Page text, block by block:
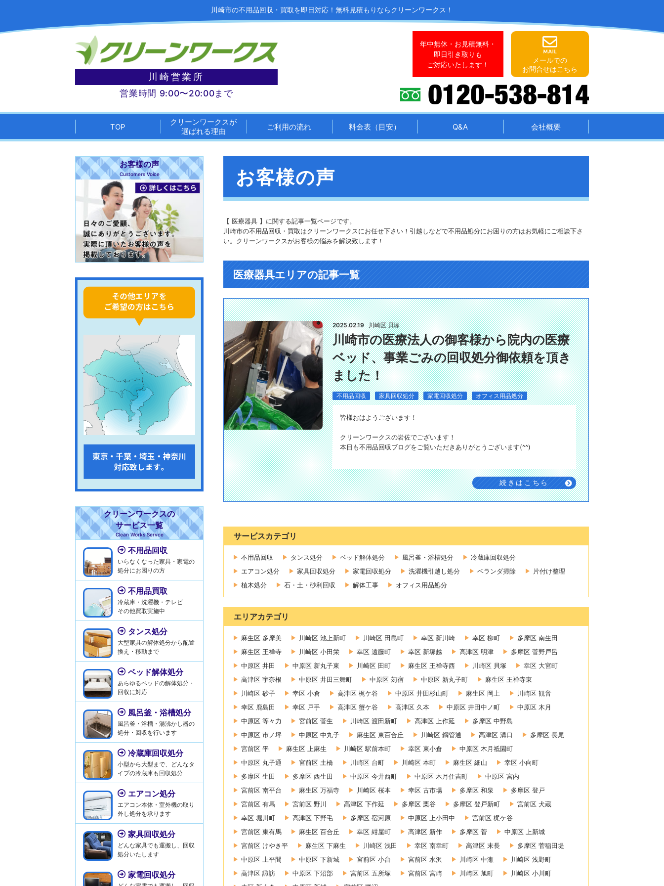
川崎市の不用品回収・買取を即日対応！ 無料見積もりならクリーンワークス！
川崎営業所
営業時間 9:00〜20:00まで
年中無休・お見積無料・
即日引き取りも
ご対応いたします！
メールでの
お問合せはこちら
TOP
クリーンワークスが
選ばれる理由
ご利用の流れ 料金表（目安） Q&A 会社概要
お客様の声
【 医療器具 】に関する記事一覧ページです。
川崎市の不用品回収・買取はクリーンワークスにお任せ下さい！引越しなどで不用品処分にお困りの方はお気軽にご相談下さ
い。クリーンワークスがお客様の悩みを解決致します！
医療器具エリアの記事一覧
2025.02.19 川崎区 貝塚
川崎市の医療法人の御客様から院内の医療
ベッド、事業ごみの回収処分御依頼を頂き
ました！
不用品回収 家具回収処分 家電回収処分 オフィス用品処分
皆様おはようございます！
クリーンワークスの岩佐でございます！
本日も不用品回収ブログをご覧いただきありがとうございます(^^)
続きはこちら
サービスカテゴリ
不用品回収 タンス処分 ベッド解体処分 風呂釜・浴槽処分
冷蔵庫回収処分
エアコン処分
家具回収処分 家電回収処分 洗濯機引越し処分 ベランダ掃除
片付け整理
植木処分
石・土・砂利回収 解体工事 オフィス用品処分
エリアカテゴリ
麻生区 多摩美 川崎区 池上新町 川崎区 田島町 幸区 新川崎 幸区 柳町
多摩区 南生田
麻生区 王禅寺
川崎区 小田栄 幸区 遠藤町 幸区 新塚越 高津区 明津
多摩区 菅野戸呂
中原区 井田
中原区 新丸子東 川崎区 田町 麻生区 王禅寺西 川崎区 貝塚
幸区 大宮町
高津区 宇奈根
中原区 井田三舞町 中原区 苅宿 中原区 新丸子町
麻生区 王禅寺東
川崎区 砂子
幸区 小倉 高津区 梶ケ谷 中原区 井田杉山町 麻生区 岡上
川崎区 観音
幸区 鹿島田
幸区 戸手 高津区 蟹ケ谷 高津区 久本 中原区 井田中ノ町
中原区 木月
中原区 等々力
宮前区 菅生 川崎区 渡田新町 高津区 上作延
多摩区 中野島
中原区 市ノ坪
中原区 中丸子 麻生区 東百合丘 川崎区 鋼管通 高津区 溝口
多摩区 長尾
宮前区 平
麻生区 上麻生 川崎区 駅前本町 幸区 東小倉
中原区 木月祗園町
中原区 丸子通
宮前区 土橋 川崎区 台町 川崎区 本町 麻生区 細山
幸区 小向町
多摩区 生田
多摩区 西生田 中原区 今井西町 中原区 木月住吉町
中原区 宮内
宮前区 南平台
麻生区 万福寺 川崎区 桜本 幸区 古市場 多摩区 和泉
多摩区 登戸
宮前区 有馬
宮前区 野川 高津区 下作延 多摩区 栗谷 多摩区 登戸新町
宮前区 犬蔵
幸区 堀川町
高津区 下野毛 多摩区 宿河原 中原区 上小田中
宮前区 梶ケ谷
宮前区 東有馬
麻生区 百合丘 幸区 紺屋町 高津区 新作 多摩区 菅
中原区 上新城
宮前区 けやき平
麻生区 下麻生 川崎区 浅田 幸区 南幸町 高津区 末長
多摩区 菅稲田堤
中原区 上平間
中原区 下新城 宮前区 小台 宮前区 水沢 川崎区 中瀬
川崎区 浅野町
高津区 諏訪
中原区 下沼部 宮前区 五所塚 宮前区 宮崎 川崎区 旭町
川崎区 小川町
お客様の声
Customers Voice
クリーンワークスの
サービス一覧
Clean Works Servce
不用品回収
いらなくなった家具・家電の
処分にお困りの方
不用品買取
冷蔵庫・洗濯機・テレビ
その他買取実施中
タンス処分
大型家具の解体処分から配置
換え・移動まで
ベッド解体処分
あらゆるベッドの解体処分・
回収に対応
風呂釜・浴槽処分
風呂釜・浴槽・湯沸かし器の
処分・回収を行います
冷蔵庫回収処分
小型から大型まで、どんなタ
イプの冷蔵庫も回収処分
エアコン処分
エアコン本体・室外機の取り
外し処分を承ります
家具回収処分
どんな家具でも運搬し、回収
処分いたします
家電回収処分